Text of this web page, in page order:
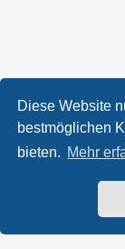
Diese Website
bestmöglichen
bieten. Mehr